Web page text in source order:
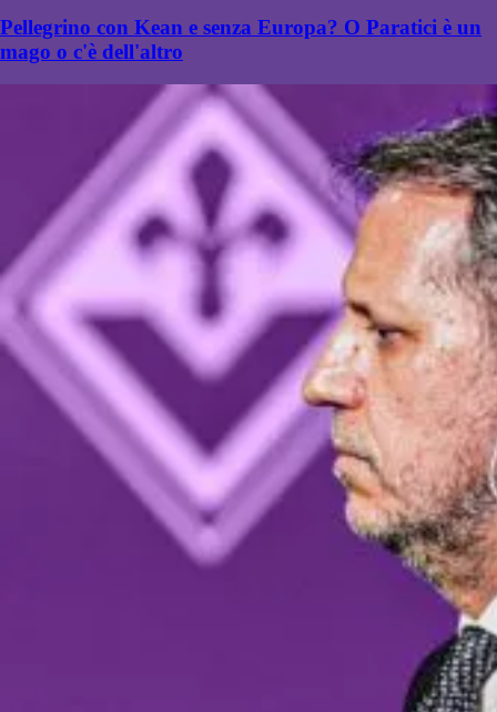
Pellegrino con Kean e senza Europa? O Paratici è un
mago o c'è dell'altro